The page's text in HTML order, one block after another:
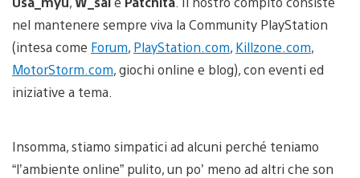
nel mantenere sempre viva la Community PlayStation
(intesa come Forum, PlayStation.com, Killzone.com,
MotorStorm.com, giochi online e blog), con eventi ed
iniziative a tema.
Insomma, stiamo simpatici ad alcuni perché teniamo
“l’ambiente online” pulito, un po’ meno ad altri che son